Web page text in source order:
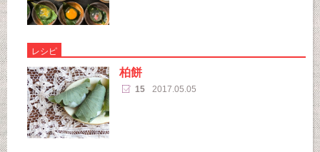
レシピ
柏餅
15 2017.05.05